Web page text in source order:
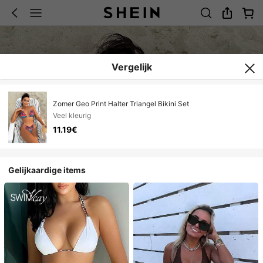
Vergelijk
Zomer Geo Print Halter Triangel Bikini Set
Veel kleurig
11.19€
Gelijkaardige items